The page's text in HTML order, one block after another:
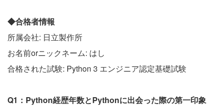
◆合格者情報
所属会社: 日立製作所
お名前orニックネーム: はし
合格された試験: Python 3 エンジニア認定基礎試験
Q1：Python経歴年数とPythonに出会った際の第一印象